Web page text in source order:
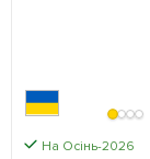
На Осінь-2026